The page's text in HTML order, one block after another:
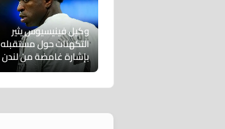
وكيل فينيسيوس يثير
التكهنات حول مستقبله
بإشارة غامضة من لندن